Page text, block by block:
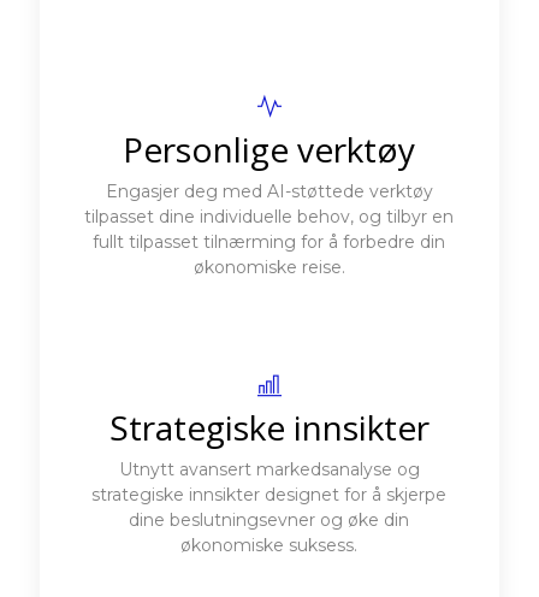
Personlige verktøy
Engasjer deg med AI-støttede verktøy
tilpasset dine individuelle behov, og tilbyr en
fullt tilpasset tilnærming for å forbedre din
økonomiske reise.
Strategiske innsikter
Utnytt avansert markedsanalyse og
strategiske innsikter designet for å skjerpe
dine beslutningsevner og øke din
økonomiske suksess.